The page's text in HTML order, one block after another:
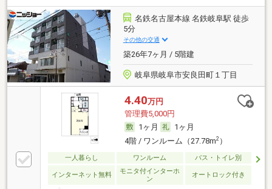
名鉄名古屋本線 名鉄岐阜駅 徒歩
5分
その他の交通
築26年7ヶ月 / 5階建
岐阜県岐阜市安良田町１丁目
4.40万円
管理費5,000円
1ヶ月
1ヶ月
4階 / ワンルーム（27.78m2）
一人暮らし ワンルーム バス・トイレ別
インターネット無料
モニタ付インターホ
ン
オートロック付き